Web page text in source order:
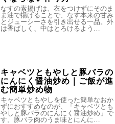
なすの素揚げは、衣をつけずにそのま
ま油で揚げることで、なす本来の甘み
とジューシーさを引き出せる一品。外
は香ばしく、中はとろけるよう…
キャベツともやしと豚バラの
にんにく醤油炒め｜ご飯が進
む簡単炒め物
キャベツともやしを使った簡単なおか
ずにおすすめなのが、「キャベツとも
やしと豚バラのにんにく醤油炒め」で
す。豚バラ肉のうま味とにんに…